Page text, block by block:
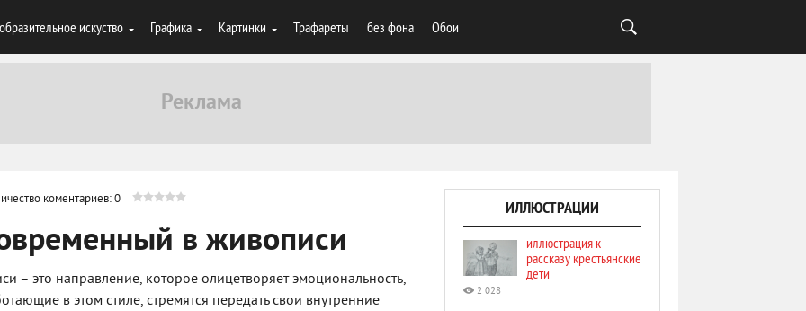
искуство Графика Картинки Трафареты без фона Обои
коментариев: 0
в живописи
– это направление, которое олицетворяет эмоциональность,
в этом стиле, стремятся передать свои внутренние
ИЛЛЮСТРАЦИИ
иллюстрация к
рассказу крестьянские
дети
2 028